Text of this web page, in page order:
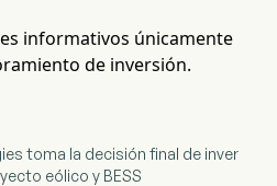
informativos únicamente
de inversión.
toma la decisión final de inver
eólico y BESS